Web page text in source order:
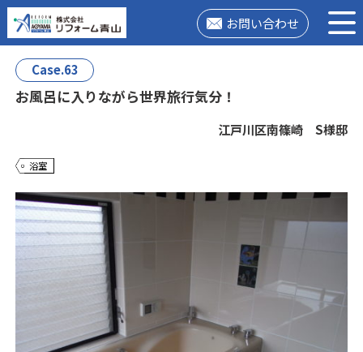
お問い合わせ
Case.63
お風呂に入りながら世界旅行気分！
江戸川区南篠崎 S様邸
浴室